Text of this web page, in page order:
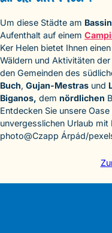
Um diese Städte am Bassin
Aufenthalt auf einem
Ker Helen bietet Ihnen
Wäldern und Aktivitäten
den Gemeinden des
Buch, Gujan-Mestras und
Biganos, dem nördlichen
Entdecken Sie unsere
unvergesslichen Urlaub mit
photo@Czapp Árpád/